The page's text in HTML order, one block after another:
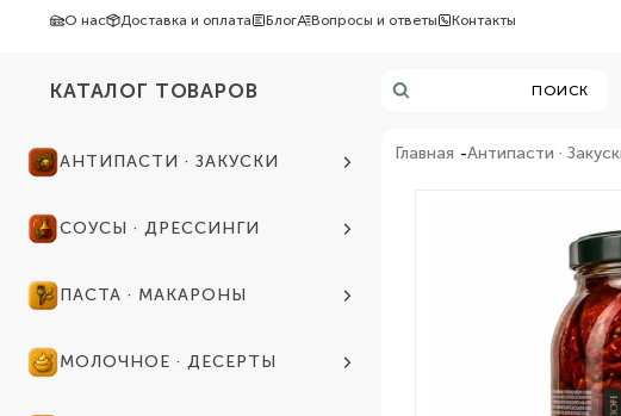
О нас Доставка и оплата Блог Вопросы и ответы Контакты
КАТАЛОГ ТОВАРОВ ПОИСК
АНТИПАСТИ · ЗАКУСКИ
СОУСЫ · ДРЕССИНГИ
ПАСТА · МАКАРОНЫ
МОЛОЧНОЕ · ДЕСЕРТЫ
Главная Антипасти ·